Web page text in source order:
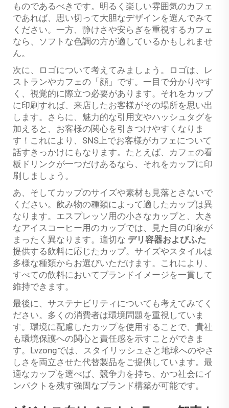
ものであるべきです。明るく楽しい雰囲気のカフェ
であれば、思い切って大胆なデザインを選んでみて
ください。一方、静けさや安らぎを重視するカフェ
なら、ソフトな色調の方が適しているかもしれませ
ん。
次に、ロゴについて考えてみましょう。ロゴは、レ
ストランやカフェの「顔」です。一目で分かりやす
く、視覚的に際立つ必要があります。それをカップ
に印刷すれば、来店したお客様がその場所を思い出
します。さらに、魅力的な引用文やハッシュタグを
加えると、お客様の関心を引きつけやすくなりま
す！これにより、SNS上でお客様がカフェについて
話すきっかけにもなります。たとえば、カフェの看
板ドリンクが一つだけあるなら、それをカップに印
刷しましょう。
あ、そしてカップのサイズや素材も見落とさないで
ください。飲み物の種類によって適したカップは異
なります。エスプレッソ用の小さなカップと、大き
なアイスコーヒー用のカップでは、見た目の印象が
まったく異なります。適切な デリ容器およびふた
提供する飲料に応じたカップ。サイズやスタイルは
多様な種類からお選びいただけます。これにより、
すべての飲料においてブランドイメージを一貫して
維持できます。
最後に、サステナビリティについても考えてみてく
ださい。多くの消費者は環境問題を重視していま
す。環境に配慮したカップを使用することで、貴社
も環境保護への関心と責任感を示すことができま
す。Lvzongでは、スタイリッシュさと地球へのやさ
しさを両立させた代替製品をご提供しています。最
適なカップを選べば、競争力を持ち、かつ社会にイ
ンパクトを残す強固なブランド構築が可能です。